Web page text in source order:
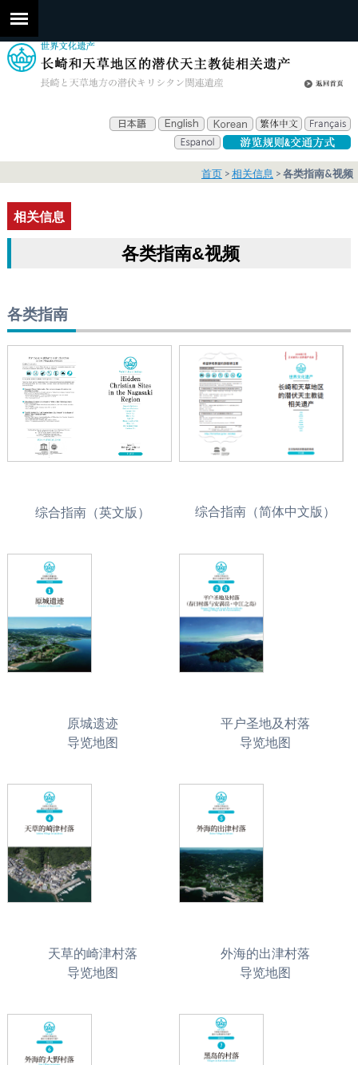
首页 相关信息 各类指南&视频
相关信息
各类指南&视频
各类指南
综合指南（英文版） 综合指南（简体中文版）
原城遗迹
导览地图
平户圣地及村落
导览地图
天草的崎津村落
导览地图
外海的出津村落
导览地图